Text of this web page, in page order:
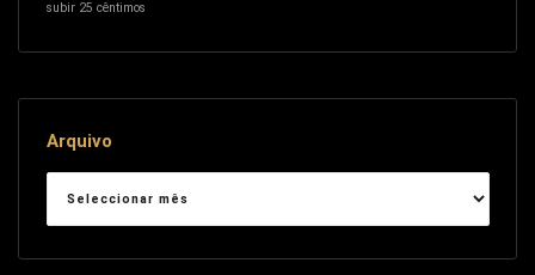
subir 25 cêntimos
Arquivo